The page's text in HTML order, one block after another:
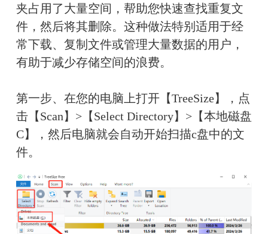
夹占用了大量空间，帮助您快速查找重复文
件，然后将其删除。这种做法特别适用于经
常下载、复制文件或管理大量数据的用户，
有助于减少存储空间的浪费。
第一步、在您的电脑上打开【TreeSize】，点
击【Scan】>【Select Directory】>【本地磁盘
C】，然后电脑就会自动开始扫描c盘中的文
件。